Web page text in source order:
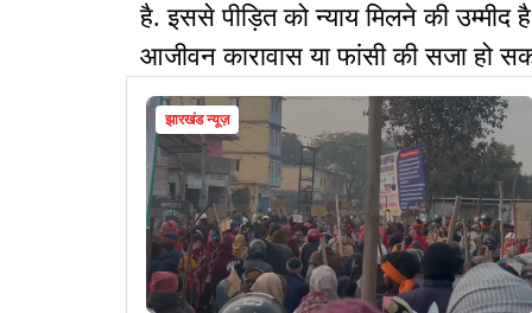
है. इससे पीड़ित को न्याय मिलने की उम्मीद
आजीवन कारावास या फांसी की सजा हो
झारखंड न्यूज़